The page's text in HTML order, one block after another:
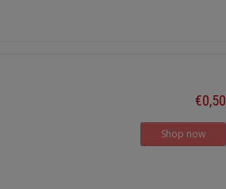
€0,50
Shop now